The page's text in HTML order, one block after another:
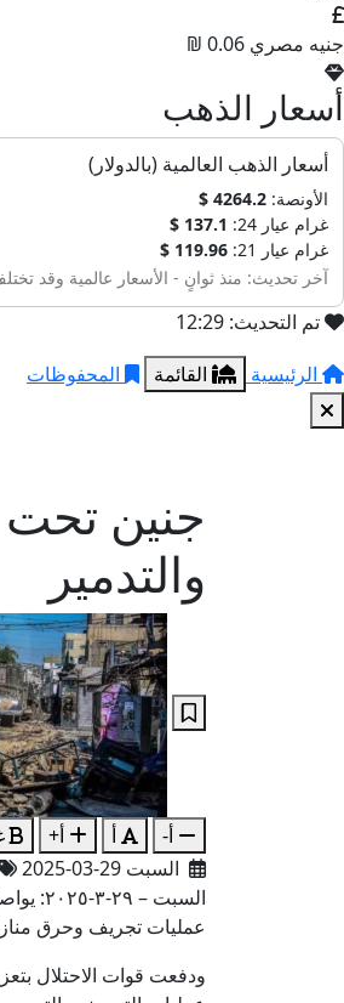
جنيه مصري 0.06 ₪
أسعار الذهب
أسعار الذهب العالمية (بالدولار)
الأونصة: 4264.2 $
غرام عيار 24:
137.1 $
غرام عيار 21:
119.96 $
آخر تحديث: منذ ثوانٍ - الأسعار عالمية وقد
تم التحديث: 12:29
الرئيسية
القائمة المحفوظات
والتدمير
أ- أ أ+
السبت 29-03-2025
عمليات تجريف وحرق
ودفعت قوات الاحتلال